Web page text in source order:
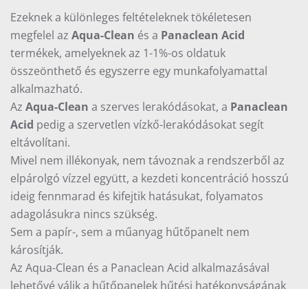
Ezeknek a különleges feltételeknek tökéletesen
megfelel az Aqua-Clean és a Panaclean Acid
termékek, amelyeknek az 1-1%-os oldatuk
összeönthető és egyszerre egy munkafolyamattal
alkalmazható.
Az Aqua-Clean a szerves lerakódásokat, a Panaclean
Acid pedig a szervetlen vízkő-lerakódásokat segít
eltávolítani.
Mivel nem illékonyak, nem távoznak a rendszerből az
elpárolgó vízzel együtt, a kezdeti koncentráció hosszú
ideig fennmarad és kifejtik hatásukat, folyamatos
adagolásukra nincs szükség.
Sem a papír-, sem a műanyag hűtőpanelt nem
károsítják.
Az Aqua-Clean és a Panaclean Acid alkalmazásával
lehetővé válik a hűtőpanelek hűtési hatékonyságának